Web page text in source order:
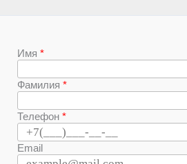
Имя
Фамилия
Телефон
Email